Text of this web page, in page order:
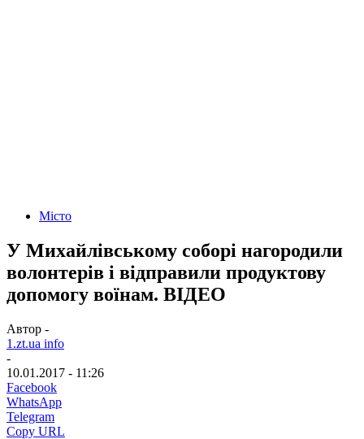
Місто
У Михайлівському соборі нагородили
волонтерів і відправили продуктову
допомогу воїнам. ВІДЕО
Автор -
1.zt.ua info
-
10.01.2017 - 11:26
Facebook
WhatsApp
Telegram
Copy URL